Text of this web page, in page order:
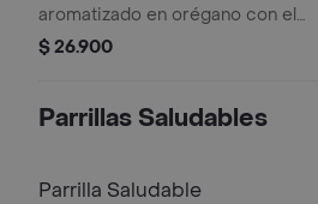
aromatizado en orégano con el
chorizo de la casa a su selección y
$ 26.900
Parrillas Saludables
Parrilla Saludable